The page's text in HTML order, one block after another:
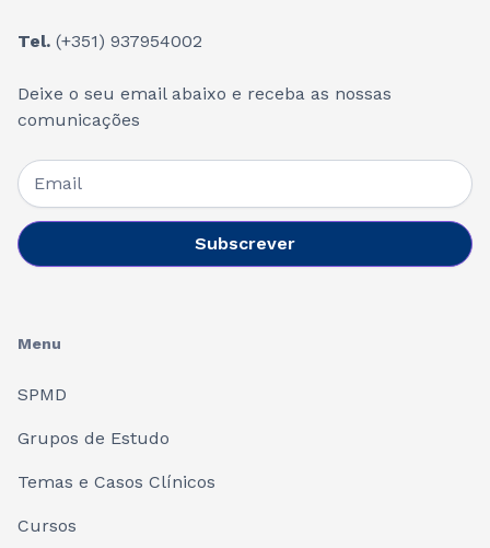
Tel. (+351) 937954002
Deixe o seu email abaixo e receba as nossas
comunicações
Menu
SPMD
Grupos de Estudo
Temas e Casos Clínicos
Cursos